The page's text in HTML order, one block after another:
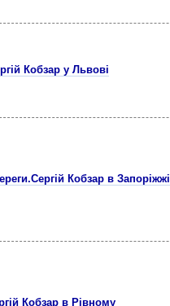
Кобзар у Львові
Кобзар в Запоріжжі
Кобзар в Рівному